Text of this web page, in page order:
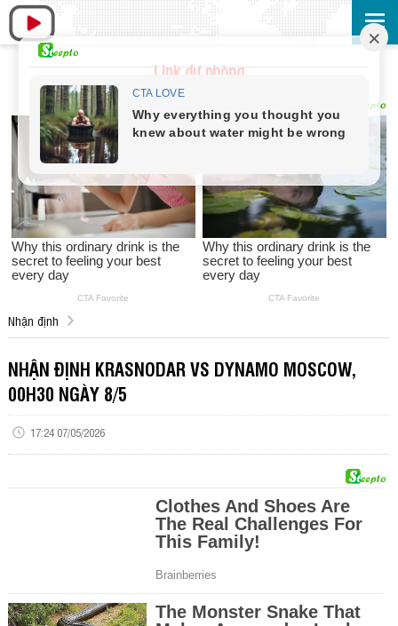
Link dự phòng
Nhận định
NHẬN ĐỊNH KRASNODAR VS DYNAMO MOSCOW,
00H30 NGÀY 8/5
17:24 07/05/2026